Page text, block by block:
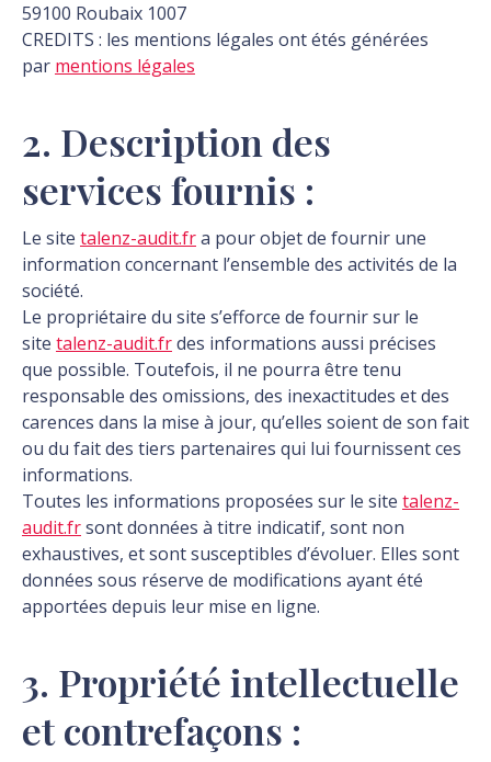
59100 Roubaix 1007
CREDITS : les mentions légales ont étés générées
par mentions légales
2. Description des
services fournis :
Le site talenz-audit.fra pour objet de fournir une
information concernant l’ensemble des activités de la
société.
Le propriétaire du site s’efforce de fournir sur le
site talenz-audit.frdes informations aussi précises
que possible. Toutefois, il ne pourra être tenu
responsable des omissions, des inexactitudes et des
carences dans la mise à jour, qu’elles soient de son fait
ou du fait des tiers partenaires qui lui fournissent ces
informations.
Toutes les informations proposées sur le site talenz-
audit.frsont données à titre indicatif, sont non
exhaustives, et sont susceptibles d’évoluer. Elles sont
données sous réserve de modifications ayant été
apportées depuis leur mise en ligne.
3. Propriété intellectuelle
et contrefaçons :